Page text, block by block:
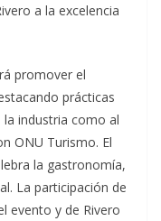
a la excelencia
promover el
prácticas
industria como al
ONU Turismo. El
la gastronomía,
La participación de
evento y de Rivero